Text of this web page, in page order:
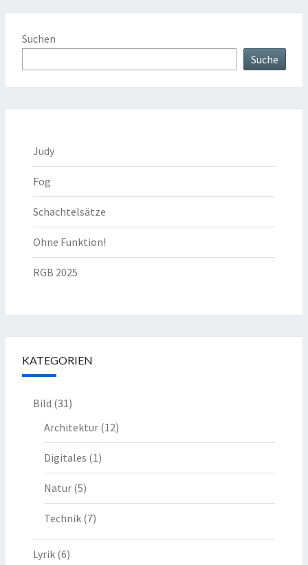
Suchen
Suche
Judy
Fog
Schachtelsätze
Ohne Funktion!
RGB 2025
KATEGORIEN
Bild (31)
Architektur (12)
Digitales (1)
Natur (5)
Technik (7)
Lyrik (6)